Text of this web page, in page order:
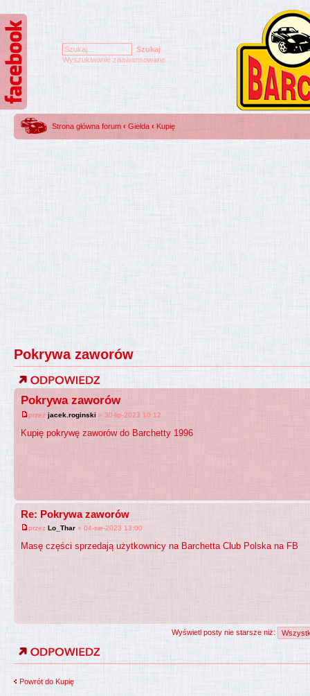
Wyszukiwanie zaawansowane
Strona główna forum ‹ Giełda ‹ Kupię
Pokrywa zaworów
Pokrywa zaworów
przez jacek.roginski » 30-lip-2023 10:12
Kupię pokrywę zaworów do Barchetty 1996
Re: Pokrywa zaworów
przez Lo_Thar » 04-sie-2023 13:00
Masę części sprzedają użytkownicy na Barchetta Club Polska na FB
Wyświetl posty nie starsze niż:
Powrót do Kupię